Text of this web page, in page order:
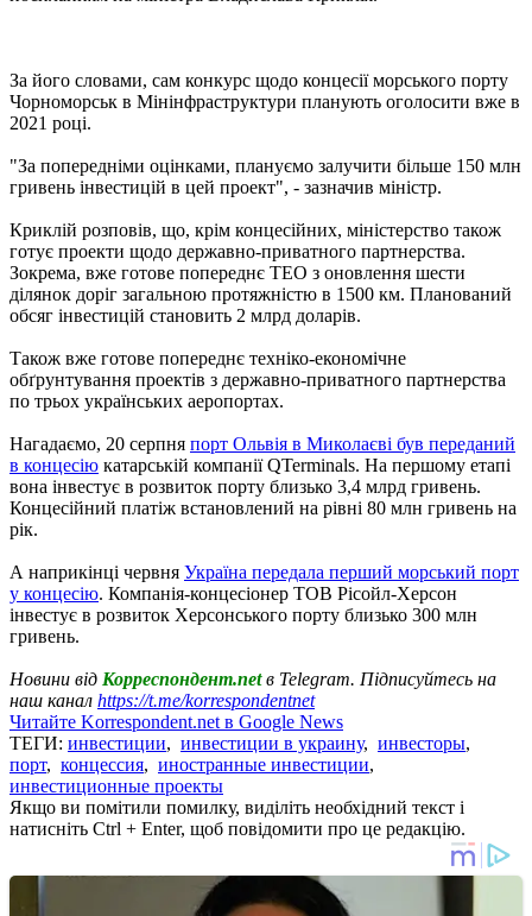
За його словами, сам конкурс щодо концесії морського порту
Чорноморськ в Мінінфраструктури планують оголосити вже в
2021 році.
"За попередніми оцінками, плануємо залучити більше 150 млн
гривень інвестицій в цей проект", - зазначив міністр.
Криклій розповів, що, крім концесійних, міністерство також
готує проекти щодо державно-приватного партнерства.
Зокрема, вже готове попереднє ТЕО з оновлення шести
ділянок доріг загальною протяжністю в 1500 км. Планований
обсяг інвестицій становить 2 млрд доларів.
Також вже готове попереднє техніко-економічне
обґрунтування проектів з державно-приватного партнерства
по трьох українських аеропортах.
Нагадаємо, 20 серпня порт Ольвія в Миколаєві був переданий
в концесію катарській компанії QTerminals. На першому етапі
вона інвестує в розвиток порту близько 3,4 млрд гривень.
Концесійний платіж встановлений на рівні 80 млн гривень на
рік.
А наприкінці червня Україна передала перший морський порт
у концесію. Компанія-концесіонер ТОВ Рісойл-Херсон
інвестує в розвиток Херсонського порту близько 300 млн
гривень.
Новини від Корреспондент.netв Telegram. Підписуйтесь на
наш канал https://t.me/korrespondentnet
Читайте Korrespondent.net в Google News
ТЕГИ: инвестиции, инвестиции в украину, инвесторы,
порт, концессия, иностранные инвестиции,
инвестиционные проекты
Якщо ви помітили помилку, виділіть необхідний текст і
натисніть Ctrl + Enter, щоб повідомити про це редакцію.